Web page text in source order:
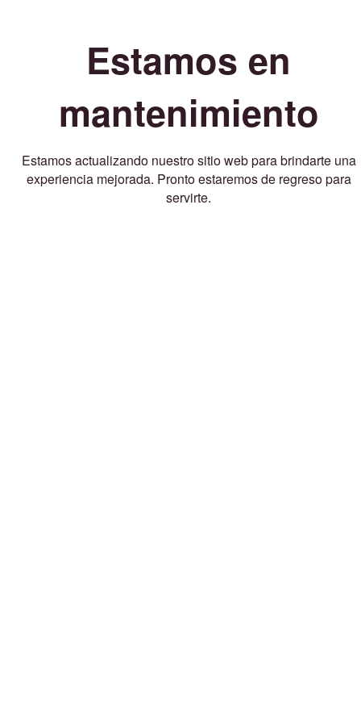
Estamos en
mantenimiento
Estamos actualizando nuestro sitio web para brindarte una
experiencia mejorada. Pronto estaremos de regreso para
servirte.